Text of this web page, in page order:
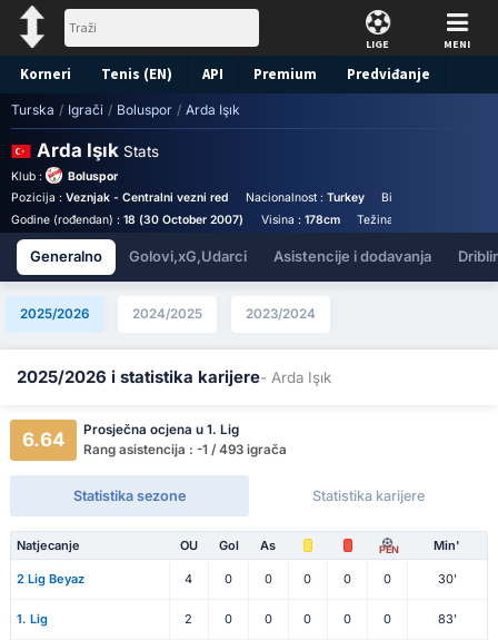
LIGE MENI
Korneri Tenis (EN) API Premium Predviđanje
Turska / Igrači / Boluspor / Arda Işık
Arda Işık Stats
Klub :
Boluspor
Pozicija : Veznjak - Centralni vezni red Nacionalnost : Turkey Birthplace :
Godine (rođendan) : 18 (30 October 2007) Visina : 178cm Težina :
Generalno Golovi,xG,Udarci Asistencije i dodavanja
2025/2026 2024/2025 2023/2024
2025/2026 i statistika karijere- Arda Işık
6.64
Prosječna ocjena u 1. Lig
Rang asistencija : -1 / 493 igrača
Statistika sezone Statistika karijere
Natjecanje OU Gol As PEN Min'
2 Lig Beyaz 4 0 0 0 0 0 30'
1. Lig 2 0 0 0 0 0 83'